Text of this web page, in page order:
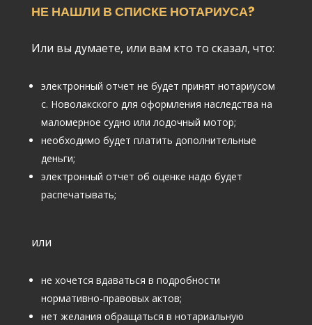
НЕ НАШЛИ В СПИСКЕ НОТАРИУСА?
Или вы думаете, или вам кто то сказал, что:
электронный отчет не будет принят нотариусом
с. Новолакского для оформления наследства на
маломерное судно или лодочный мотор;
необходимо будет платить дополнительные
деньги;
электронный отчет об оценке надо будет
распечатывать;
или
не хочется вдаваться в подробности
нормативно-правовых актов;
нет желания обращаться в нотариальную